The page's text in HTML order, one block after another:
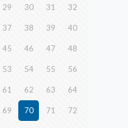
29 30 31 32
37 38 39 40
45 46 47 48
53 54 55 56
61 62 63 64
69 70 71 72